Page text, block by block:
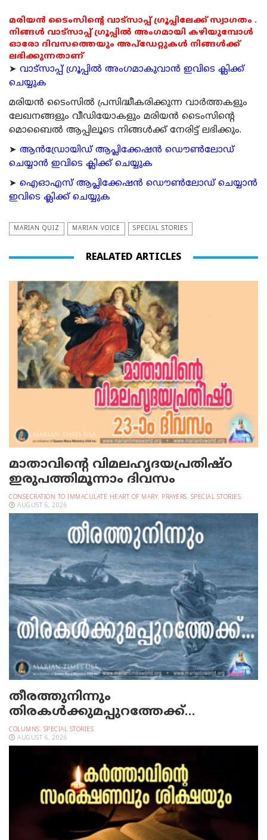
മരിയൻ ടൈംസിന്റെ വാട്സാപ്പ് ഗ്രൂപ്പിലേക്ക് സ്വാഗതം .
നിങ്ങൾ വാട്സാപ്പ് ഗ്രൂപ്പിൽ അംഗമായി കഴിയുമ്പോൾ
ഓരോ ദിവസത്തെയും അപ്ഡേറ്റുകൾ നിങ്ങൾക്ക്
ലഭിക്കുന്നതാണ്
➤ വാട്സാപ്പ് ഗ്രൂപ്പിൽ അംഗമാകുവാൻ ഇവിടെ ക്ലിക്ക്
ചെയ്യുക
മരിയന്‍ ടൈംസില്‍ പ്രസിദ്ധീകരിക്കുന്ന വാര്‍ത്തകളും
ലേഖനങ്ങളും വീഡിയോകളും മരിയന്‍ ടൈംസിന്റെ
മൊബൈല്‍ ആപ്പിലൂടെ നിങ്ങള്‍ക്ക് നേരിട്ട് ലഭിക്കും.
➤ ആന്‍ഡ്രോയിഡ് ആപ്ലിക്കേഷന്‍ ഡൌണ്‍ലോഡ്
ചെയ്യാന്‍ ഇവിടെ ക്ലിക്ക് ചെയ്യുക
➤ ഐഓഎസ് ആപ്ലിക്കേഷന്‍ ഡൌണ്‍ലോഡ് ചെയ്യാന്‍
ഇവിടെ ക്ലിക്ക് ചെയ്യുക
MARIAN QUIZ MARIAN VOICE SPECIAL STORIES
REALATED ARTICLES
മാതാവിന്റെ വിമലഹൃദയപ്രതിഷ്ഠ
ഇരുപത്തിമൂന്നാം ദിവസം
CONSECRATION TO IMMACULATE HEART OF MARY, PRAYERS, SPECIAL STORIES
AUGUST 6, 2026
തീരത്തുനിന്നും
തിരകള്‍ക്കുമപ്പുറത്തേക്ക്…
COLUMNS, SPECIAL STORIES
AUGUST 6, 2026